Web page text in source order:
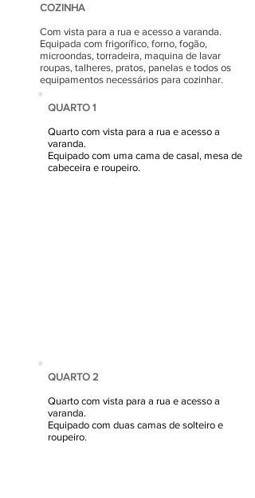
COZINHA
Com vista para a rua e acesso a varanda.
Equipada com frigorífico, forno, fogão,
microondas, torradeira, maquina de lavar
roupas, talheres, pratos, panelas e todos os
equipamentos necessários para cozinhar.
QUARTO 1
Quarto com vista para a rua e acesso a
varanda.
Equipado com uma cama de casal, mesa de
cabeceira e roupeiro.
QUARTO 2
Quarto com vista para a rua e acesso a
varanda.
Equipado com duas camas de solteiro e
roupeiro.